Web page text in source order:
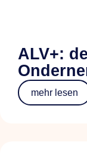
ALV+:
mehr lesen